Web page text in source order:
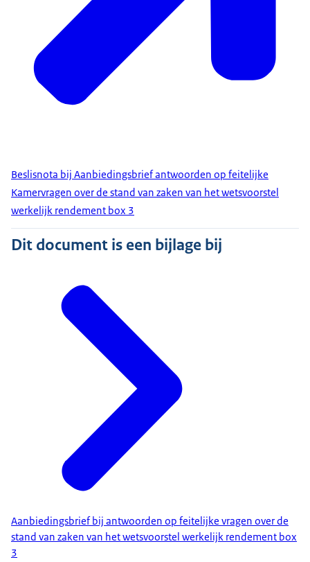
Beslisnota bij Aanbiedingsbrief antwoorden op feitelijke
Kamervragen over de stand van zaken van het wetsvoorstel
werkelijk rendement box 3
Dit document is een bijlage bij
Aanbiedingsbrief bij antwoorden op feitelijke vragen over de
stand van zaken van het wetsvoorstel werkelijk rendement box
3